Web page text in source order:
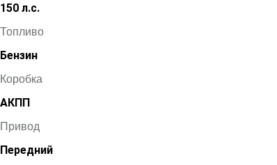
150 л.с.
Топливо
Бензин
Коробка
АКПП
Привод
Передний